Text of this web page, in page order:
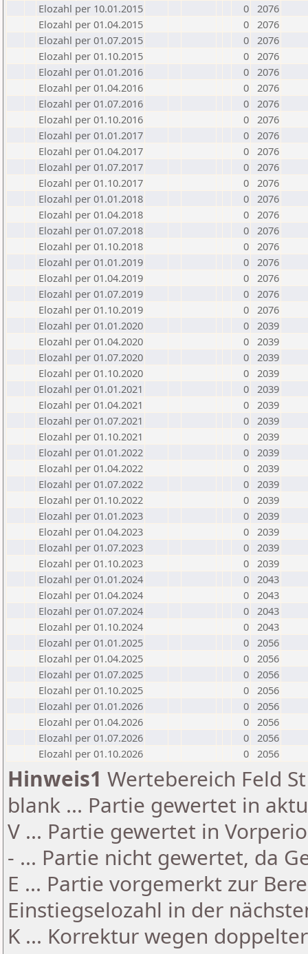
Elozahl per 10.01.2015
0 2076
Elozahl per 01.04.2015
0 2076
Elozahl per 01.07.2015
0 2076
Elozahl per 01.10.2015
0 2076
Elozahl per 01.01.2016
0 2076
Elozahl per 01.04.2016
0 2076
Elozahl per 01.07.2016
0 2076
Elozahl per 01.10.2016
0 2076
Elozahl per 01.01.2017
0 2076
Elozahl per 01.04.2017
0 2076
Elozahl per 01.07.2017
0 2076
Elozahl per 01.10.2017
0 2076
Elozahl per 01.01.2018
0 2076
Elozahl per 01.04.2018
0 2076
Elozahl per 01.07.2018
0 2076
Elozahl per 01.10.2018
0 2076
Elozahl per 01.01.2019
0 2076
Elozahl per 01.04.2019
0 2076
Elozahl per 01.07.2019
0 2076
Elozahl per 01.10.2019
0 2076
Elozahl per 01.01.2020
0 2039
Elozahl per 01.04.2020
0 2039
Elozahl per 01.07.2020
0 2039
Elozahl per 01.10.2020
0 2039
Elozahl per 01.01.2021
0 2039
Elozahl per 01.04.2021
0 2039
Elozahl per 01.07.2021
0 2039
Elozahl per 01.10.2021
0 2039
Elozahl per 01.01.2022
0 2039
Elozahl per 01.04.2022
0 2039
Elozahl per 01.07.2022
0 2039
Elozahl per 01.10.2022
0 2039
Elozahl per 01.01.2023
0 2039
Elozahl per 01.04.2023
0 2039
Elozahl per 01.07.2023
0 2039
Elozahl per 01.10.2023
0 2039
Elozahl per 01.01.2024
0 2043
Elozahl per 01.04.2024
0 2043
Elozahl per 01.07.2024
0 2043
Elozahl per 01.10.2024
0 2043
Elozahl per 01.01.2025
0 2056
Elozahl per 01.04.2025
0 2056
Elozahl per 01.07.2025
0 2056
Elozahl per 01.10.2025
0 2056
Elozahl per 01.01.2026
0 2056
Elozahl per 01.04.2026
0 2056
Elozahl per 01.07.2026
0 2056
Elozahl per 01.10.2026
0 2056
Hinweis1 Wertebereich Feld
blank ... Partie gewertet in
V ... Partie gewertet in
- ... Partie nicht gewertet, da
E ... Partie vorgemerkt zur
Einstiegselozahl in der
K ... Korrektur wegen